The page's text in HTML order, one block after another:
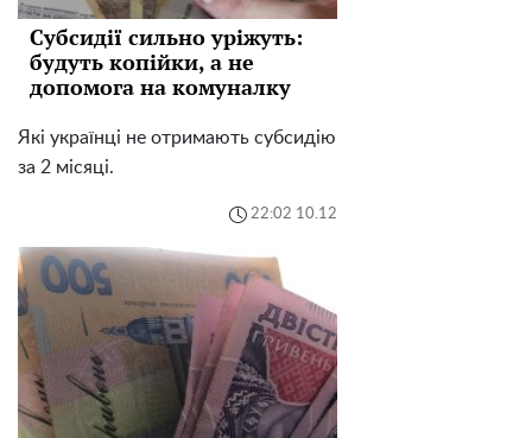
Субсидії сильно уріжуть:
будуть копійки, а не
допомога на комуналку
Які українці не отримають субсидію
за 2 місяці.
22:02 10.12